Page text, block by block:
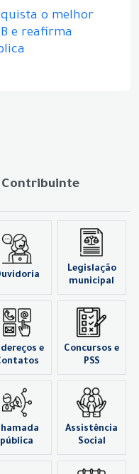
o melhor
e reafirma
Contribuinte
Legislação
municipal
e
Concursos e
PSS
pública
Assistência
Social